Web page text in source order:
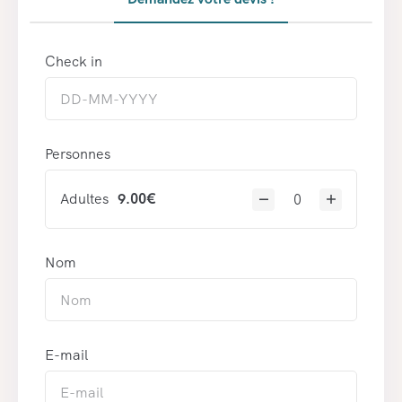
Check in
Personnes
Adultes 9.00€
Nom
E-mail